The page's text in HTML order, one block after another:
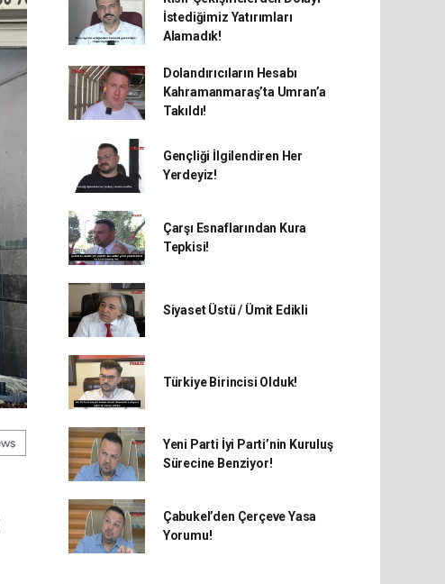
İstediğimiz Yatırımları
Alamadık!
Dolandırıcıların Hesabı
Kahramanmaraş’ta Umran’a
Takıldı!
Gençliği İlgilendiren Her
Yerdeyiz!
Çarşı Esnaflarından Kura
Tepkisi!
Siyaset Üstü / Ümit Edikli
Türkiye Birincisi Olduk!
Yeni Parti İyi Parti’nin Kuruluş
Sürecine Benziyor!
Çabukel’den Çerçeve Yasa
Yorumu!